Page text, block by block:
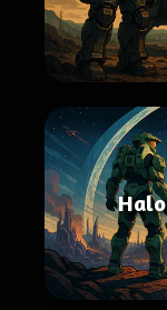
Halo